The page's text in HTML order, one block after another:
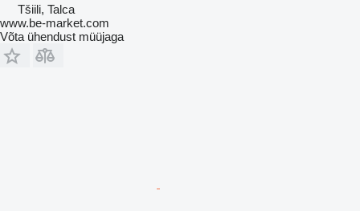
Tšiili, Talca
www.be-market.com
Võta ühendust müüjaga